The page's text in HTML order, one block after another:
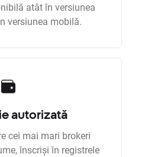
atât în versiunea
versiunea mobilă.
autorizată
cei mai mari brokeri
înscriși în registrele